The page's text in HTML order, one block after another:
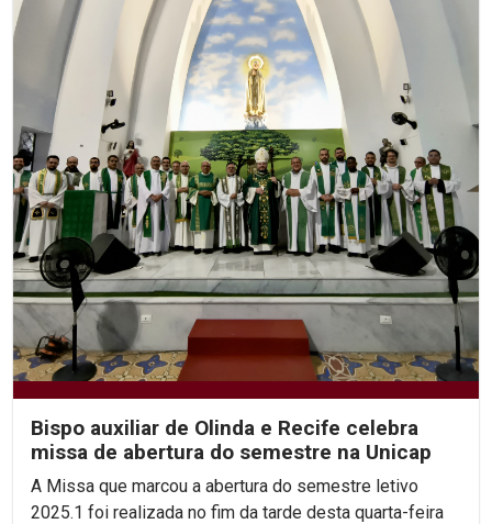
Bispo auxiliar de Olinda e Recife celebra
missa de abertura do semestre na Unicap
A Missa que marcou a abertura do semestre letivo
2025.1 foi realizada no fim da tarde desta quarta-feira